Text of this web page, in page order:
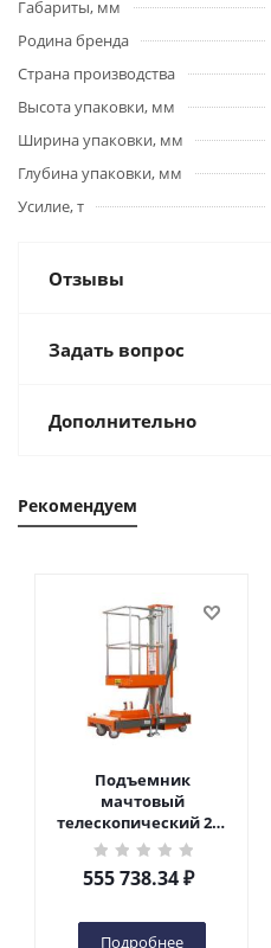
Габариты, мм
Родина бренда
Страна производства
Высота упаковки, мм
Ширина упаковки, мм
Глубина упаковки, мм
Усилие, т
Отзывы
Задать вопрос
Дополнительно
Рекомендуем
Подъемник
мачтовый
телескопический 200
кг 6 м TOR GTWY6-200S
DC 2-мачтовый
(автономный) (G) в
555 738.34₽
Подробнее